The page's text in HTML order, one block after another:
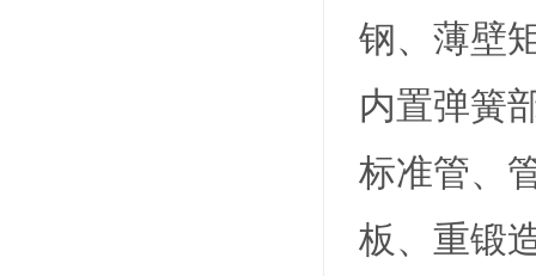
钢、薄壁
内置弹簧
标准管、
板、重锻